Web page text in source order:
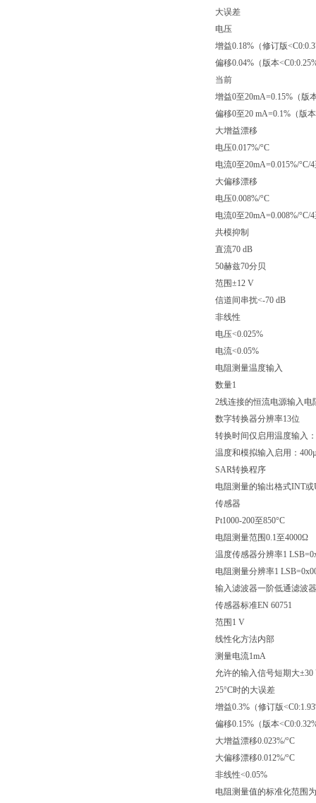
大误差
电压
增益0.18%（修订版
偏移0.04%（版本
当前
增益0至20mA=0.15%（版
偏移0至20 mA=0.1%（版
大增益漂移
电压0.017%/°C
电流0至20mA=0.015%/°C/
大偏移漂移
电压0.008%/°C
电流0至20mA=0.008%/°C/
共模抑制
直流70 dB
50赫兹70分贝
范围±12 V
信道间串扰<-70 dB
非线性
电压<0.025%
电流<0.05%
电阻测量温度输入
数量1
2线连接的恒流电源输入电
数字转换器分辨率13位
转换时间仅启用温度输入
温度和模拟输入启用：
SAR转换程序
电阻测量的输出格式INT
传感器
Pt1000-200至850°C
电阻测量范围0.1至4000Ω
温度传感器分辨率1
电阻测量分辨率1
输入滤波器一阶低通滤波
传感器标准EN 60751
范围1 V
线性化方法内部
测量电流1mA
允许的输入信号短期大±30
25°C时的大误差
增益0.3%（修订版
偏移0.15%（版本
大增益漂移0.023%/°C
大偏移漂移0.012%/°C
非线性<0.05%
电阻测量值的标准化范围